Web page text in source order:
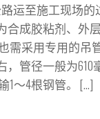
运至施工现场
成胶粘剂、外
采用专用的吊
管径一般为610
1～4根钢管。 […]